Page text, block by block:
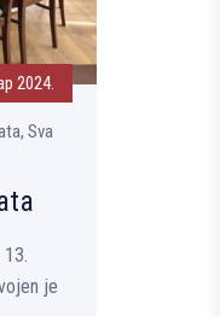
2024.
Sva
je